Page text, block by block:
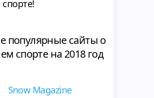
популярные сайты о
спорте на 2018 год
Snow Magazine